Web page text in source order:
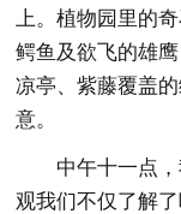
上。植物园里的
鳄鱼及欲飞的雄
凉亭、紫藤覆盖
意。
中午十一点
观我们不仅了解